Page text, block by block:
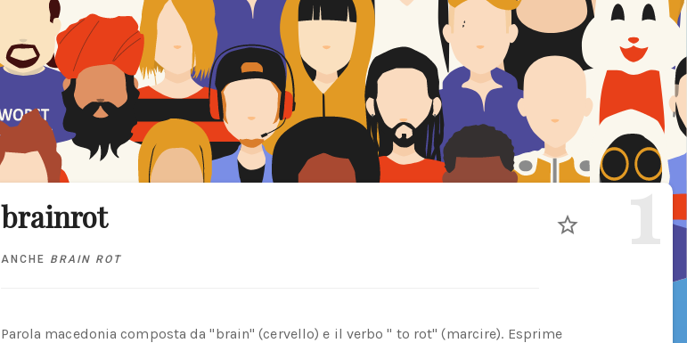
brainrot
ANCHE BRAIN ROT 1
Parola macedonia composta da "brain" (cervello) e il verbo " to rot" (marcire). Esprime